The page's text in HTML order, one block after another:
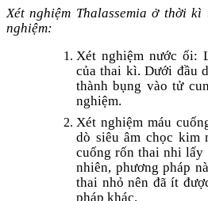
Xét nghiệm Thalassemia ở thời
nghiệm:
Xét nghiệm nước ối:
của thai kì. Dưới đầu
thành bụng vào tử
nghiệm.
Xét nghiệm máu
dò siêu âm chọc kim
cuống rốn thai nhi
nhiên, phương pháp
thai nhỏ nên đã ít
pháp khác.